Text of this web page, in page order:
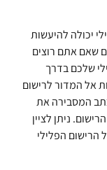
יכולה להיעשות
שאם אתם רוצים
שלכם בדרך
אל המדור לרישום
המסבירה את
ניתן לציין
הפלילי